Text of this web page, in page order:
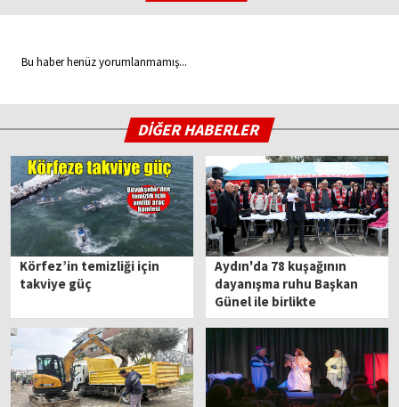
Bu haber henüz yorumlanmamış...
DİĞER HABERLER
Körfez’in temizliği için
takviye güç
Aydın'da 78 kuşağının
dayanışma ruhu Başkan
Günel ile birlikte